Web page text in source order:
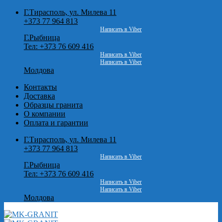
Skip
Г.Тирасполь, ул. Милева 11
+373 77 964 813
Написать в Viber
Г.Рыбница
Тел: +373 76 609 416
Написать в Viber
Написать в Viber
Молдова
Контакты
Доставка
Образцы гранита
О компании
Оплата и гарантии
Г.Тирасполь, ул. Милева 11
+373 77 964 813
Написать в Viber
Г.Рыбница
Тел: +373 76 609 416
Написать в Viber
Написать в Viber
Молдова